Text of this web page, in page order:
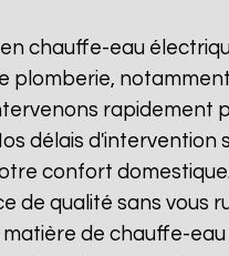
chauffe-eau
plomberie,
rapidement
délais d'intervention
confort
de qualité sans vous
de chauffe-